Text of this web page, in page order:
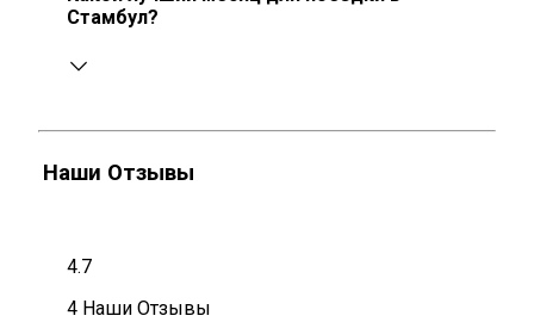
Стамбул?
Наши Отзывы
4.7
4 Наши Отзывы